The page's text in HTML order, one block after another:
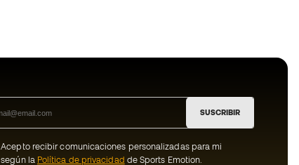
SUSCRIBIR
Acepto recibir comunicaciones personalizadas para mi
según la Política de privacidad de Sports Emotion.